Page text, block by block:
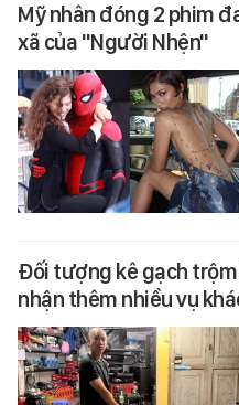
Mỹ nhân đóng 2 phim
xã của "Người Nhện"
Đối tượng kê gạch trộm
nhận thêm nhiều vụ